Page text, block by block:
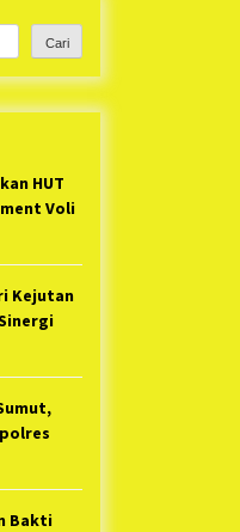
Atas
ke-VII
Cari
HUT
Voli
Kejutan
Bakti